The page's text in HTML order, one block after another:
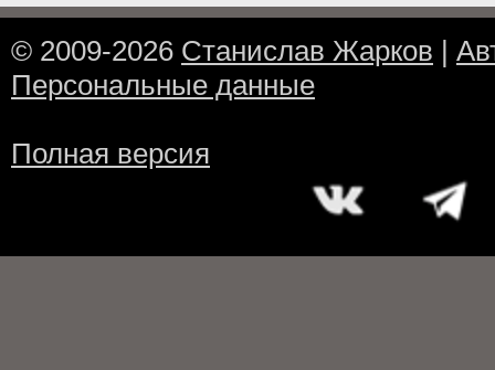
© 2009-2026 Станислав Жарков |
Персональные данные
Полная версия